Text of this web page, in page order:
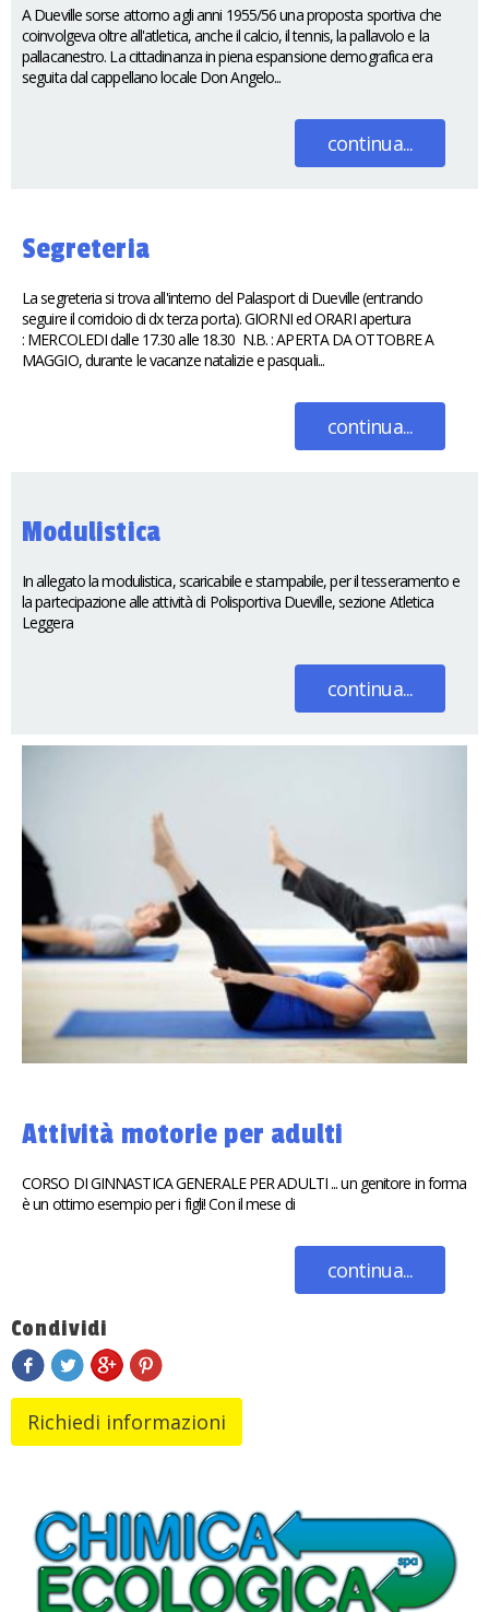
A Dueville sorse attorno agli anni 1955/56 una proposta sportiva che
coinvolgeva oltre all'atletica, anche il calcio, il tennis, la pallavolo e la
pallacanestro. La cittadinanza in piena espansione demografica era
seguita dal cappellano locale Don Angelo...
continua...
Segreteria
La segreteria si trova all'interno del Palasport di Dueville (entrando
seguire il corridoio di dx terza porta). GIORNI ed ORARI apertura
: MERCOLEDI dalle 17.30 alle 18.30 N.B. : APERTA DA OTTOBRE A
MAGGIO, durante le vacanze natalizie e pasquali...
continua...
Modulistica
In allegato la modulistica, scaricabile e stampabile, per il tesseramento e
la partecipazione alle attività di Polisportiva Dueville, sezione Atletica
Leggera
continua...
Attività motorie per adulti
CORSO DI GINNASTICA GENERALE PER ADULTI ... un genitore in forma
è un ottimo esempio per i figli! Con il mese di
continua...
Condividi